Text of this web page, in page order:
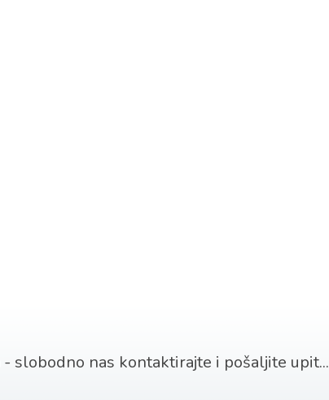
- slobodno nas kontaktirajte i pošaljite upit...